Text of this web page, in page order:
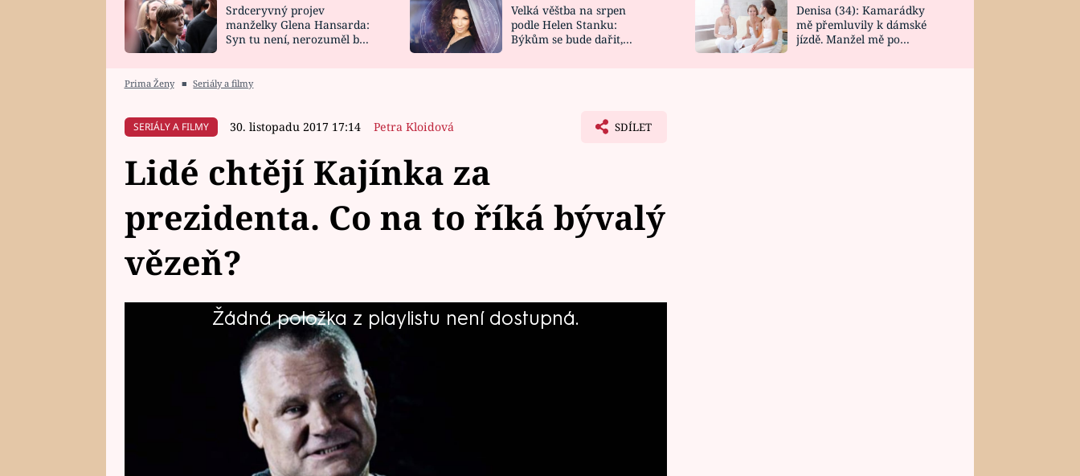
HOROSKOP NA
CELEBRITY
VAŘENÍ
NOVINKY
VIDEORECEPTY
DESIGN
Srdceryvný projev
manželky Glena Hansarda:
Syn tu není, nerozuměl by
Velká věštba na srpen
podle Helen Stanku:
Býkům se bude dařit,
Denisa (34): Kamarádky
mě přemluvily k dámské
jízdě. Manžel mě po
Prima Ženy ■ Seriály a filmy
SERIÁLY A FILMY 30. listopadu 2017 17:14 Petra Kloidová SDÍLET
Lidé chtějí Kajínka za
prezidenta. Co na to říká bývalý
vězeň?
Žádná položka z playlistu není dostupná.
Sympatie, které Jiří Kajínek vyvolává, zachází opravdu dakeko. Kajínek
dostává ponuky, aby se stal budoucím českým prezidentem. Co svým
fanouškům odpovídá Jiří Kajínek v posledním dílu dokudramatu Já,
Kajínek? Podívejte se na ukázku z nedělního dílu.